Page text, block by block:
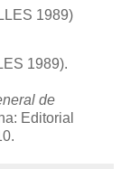
1989)
1989).
de
Editorial